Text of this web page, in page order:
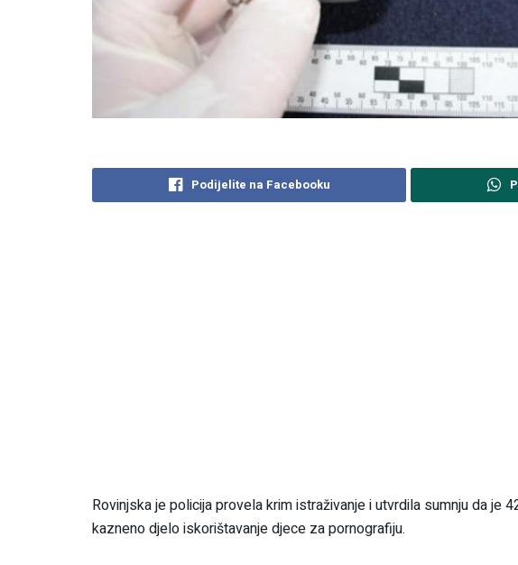
Podijelite na Facebooku
Rovinjska je policija provela krim istraživanje i utvrdila sumnju da je
kazneno djelo iskorištavanje djece za pornografiju.